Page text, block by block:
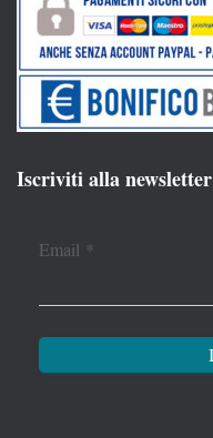
Iscriviti alla newsletter
Email *